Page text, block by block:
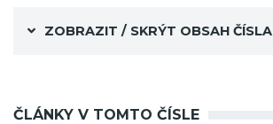
ZOBRAZIT / SKRÝT OBSAH ČÍSLA
ČLÁNKY V TOMTO ČÍSLE